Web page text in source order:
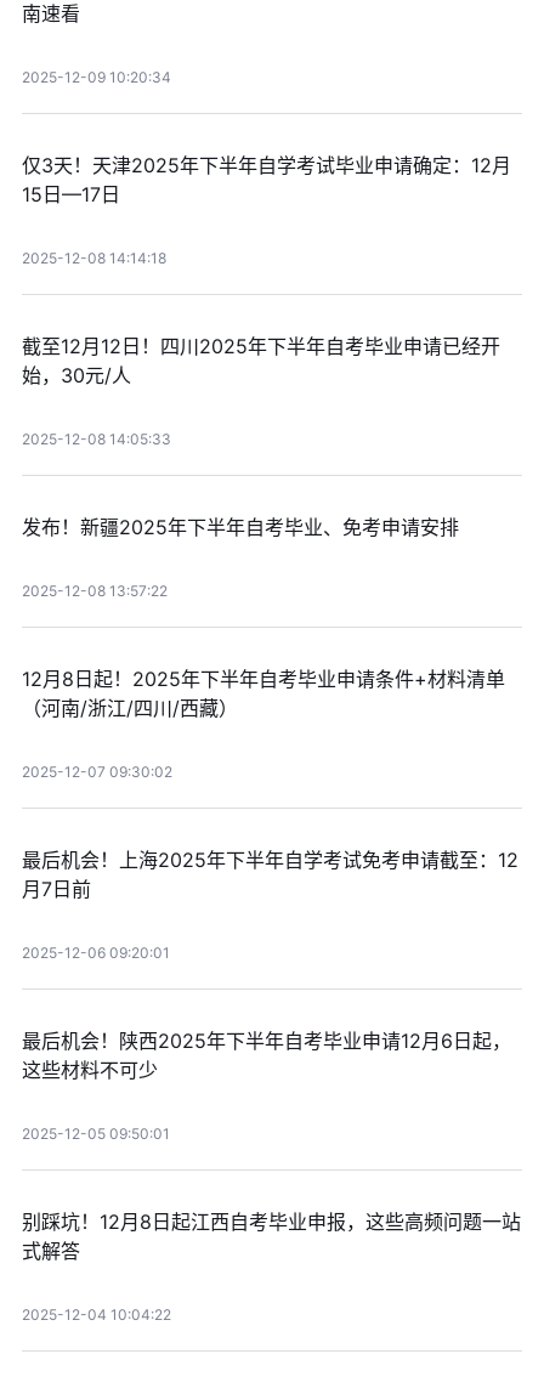
南速看
2025-12-09 10:20:34
仅3天！天津2025年下半年自学考试毕业申请确定：12月
15日—17日
2025-12-08 14:14:18
截至12月12日！四川2025年下半年自考毕业申请已经开
始，30元/人
2025-12-08 14:05:33
发布！新疆2025年下半年自考毕业、免考申请安排
2025-12-08 13:57:22
12月8日起！2025年下半年自考毕业申请条件+材料清单
（河南/浙江/四川/西藏）
2025-12-07 09:30:02
最后机会！上海2025年下半年自学考试免考申请截至：12
月7日前
2025-12-06 09:20:01
最后机会！陕西2025年下半年自考毕业申请12月6日起，
这些材料不可少
2025-12-05 09:50:01
别踩坑！12月8日起江西自考毕业申报，这些高频问题一站
式解答
2025-12-04 10:04:22